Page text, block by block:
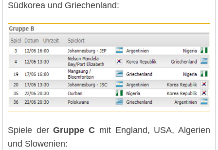
Südkorea und Griechenland:
Spiele derGruppe C mit England, USA, Algerien
und Slowenien: